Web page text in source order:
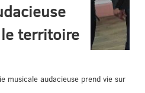
territoire
musicale audacieuse prend vie sur